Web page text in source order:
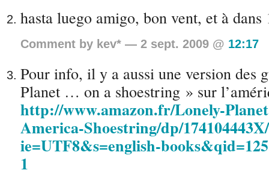
hasta luego amigo, bon vent, et à dans
Comment by kev* — 2 sept. 2009 @ 12:17
Pour info, il y a aussi une version des
Planet … on a shoestring » sur
http://www.amazon.fr/Lonely-
America-Shoestring/dp/
ie=UTF8&s=english-
1